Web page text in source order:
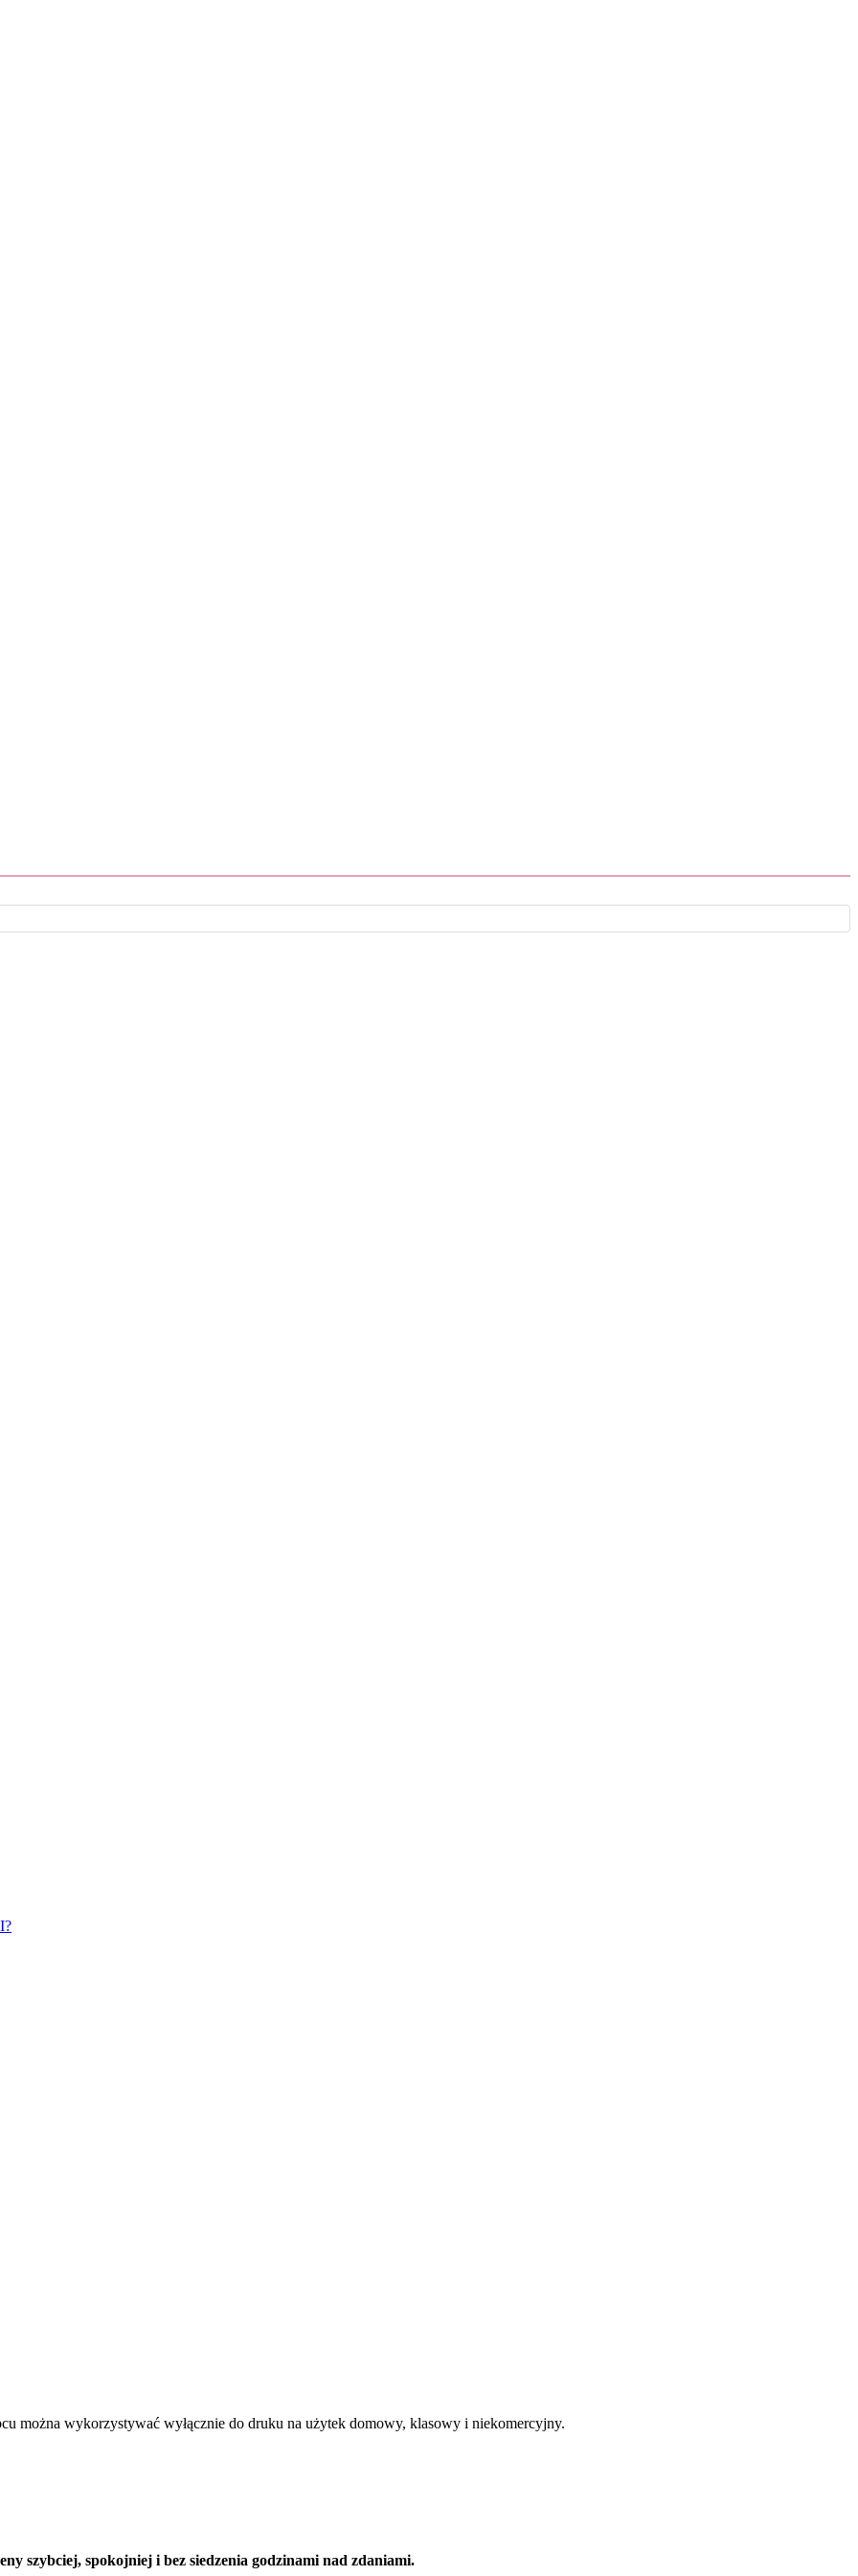
można wykorzystywać wyłącznie do druku na użytek domowy, klasowy i niekomercyjny.
szybciej, spokojniej i bez siedzenia godzinami nad zdaniami.